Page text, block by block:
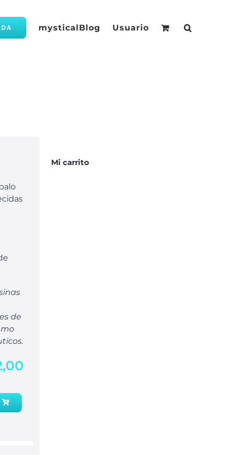
mysticalBlog Usuario
de
Mi carrito